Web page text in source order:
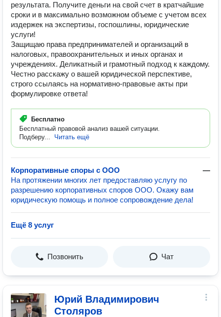
результата. Получите деньги на свой счет в кратчайшие
сроки и в максимально возможном объеме с учетом всех
издержек на экспертизы, госпошлины, юридические
услуги!
Защищаю права предпринимателей и организаций в
налоговых, правоохранительных и иных органах и
учреждениях. Деликатный и грамотный подход к каждому.
Честно расскажу о вашей юридической перспективе,
строго ссылаясь на нормативно-правовые акты при
формулировке ответа!
Бесплатно
Бесплатный правовой анализ вашей ситуации.
Подберу...
Читать ещё
Корпоративные споры с ООО
—
На протяжении многих лет предоставляю услугу по
разрешению корпоративных споров ООО. Окажу вам
юридическую помощь и полное сопровождение дела!
Ещё 8 услуг
Позвонить Чат
Юрий Владимирович
Столяров